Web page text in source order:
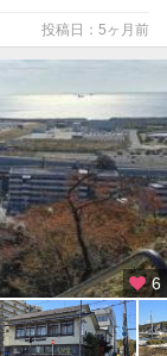
投稿日：5ヶ月前
6